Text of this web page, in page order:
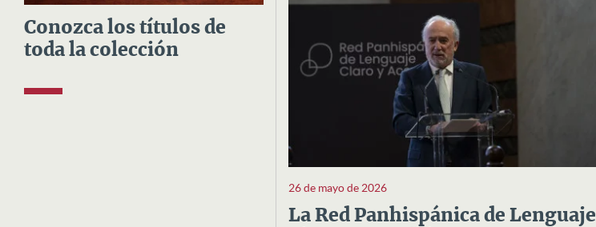
Conozca los títulos de
toda la colección
26 de mayo de 2026
La Red Panhispánica de Lenguaje